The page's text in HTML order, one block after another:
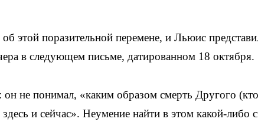
этой поразительной перемене, и Льюис
в следующем письме, датированном 18 октября.
не понимал, «каким образом смерть Другого
и сейчас». Неумение найти в этом какой-либо